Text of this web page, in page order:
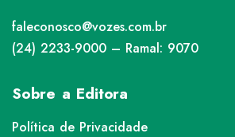
faleconosco@vozes.com.br
(24) 2233-9000 – Ramal: 9070
Sobre a Editora
Política de Privacidade